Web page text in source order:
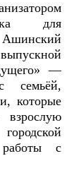
для
Ашинский
—
семьёй,
которые
с